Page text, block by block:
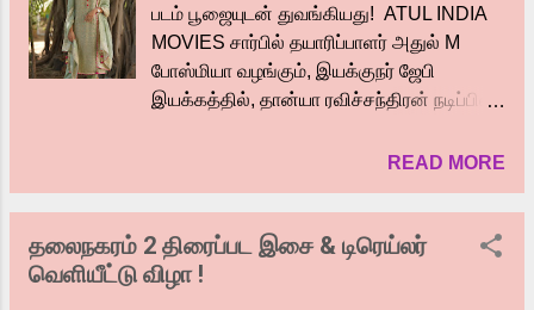
படம் பூஜையுடன் துவங்கியது! ATUL INDIA
MOVIES சார்பில் தயாரிப்பாளர் அதுல் M
போஸ்மியா வழங்கும், இயக்குநர் ஜேபி
இயக்கத்தில், தான்யா ரவிச்சந்திரன் நடிப்பில்,
பூஜை, படக்குழுவினர் கலந்துகொள்ள,
இன்று இனிதே நடைபெற்றது.
இவ்விழாவினில் தயாரிப்பாளர் அதுல் M
போஸ்மியா பேசியதாவது… இது எங்கள்
READ MORE
தலைநகரம் 2 திரைப்பட இசை & டிரெய்லர்
வெளியீட்டு விழா !